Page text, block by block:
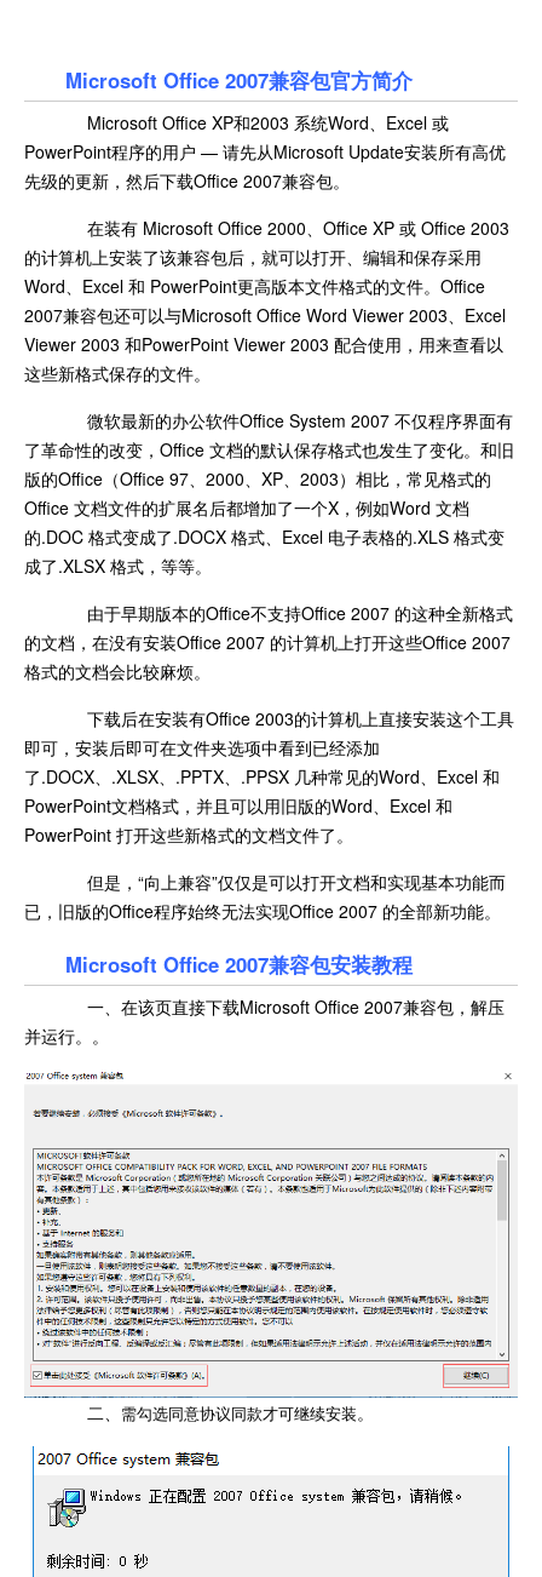
Microsoft Office 2007兼容包官方简介
Microsoft Office XP和2003 系统Word、Excel 或
PowerPoint程序的用户 — 请先从Microsoft Update安装所有高优
先级的更新，然后下载Office 2007兼容包。
在装有 Microsoft Office 2000、Office XP 或 Office 2003
的计算机上安装了该兼容包后，就可以打开、编辑和保存采用
Word、Excel 和 PowerPoint更高版本文件格式的文件。Office
2007兼容包还可以与Microsoft Office Word Viewer 2003、Excel
Viewer 2003 和PowerPoint Viewer 2003 配合使用，用来查看以
这些新格式保存的文件。
微软最新的办公软件Office System 2007 不仅程序界面有
了革命性的改变，Office 文档的默认保存格式也发生了变化。和旧
版的Office（Office 97、2000、XP、2003）相比，常见格式的
Office 文档文件的扩展名后都增加了一个X，例如Word 文档
的.DOC 格式变成了.DOCX 格式、Excel 电子表格的.XLS 格式变
成了.XLSX 格式，等等。
由于早期版本的Office不支持Office 2007 的这种全新格式
的文档，在没有安装Office 2007 的计算机上打开这些Office 2007
格式的文档会比较麻烦。
下载后在安装有Office 2003的计算机上直接安装这个工具
即可，安装后即可在文件夹选项中看到已经添加
了.DOCX、.XLSX、.PPTX、.PPSX 几种常见的Word、Excel 和
PowerPoint文档格式，并且可以用旧版的Word、Excel 和
PowerPoint 打开这些新格式的文档文件了。
但是，“向上兼容”仅仅是可以打开文档和实现基本功能而
已，旧版的Office程序始终无法实现Office 2007 的全部新功能。
Microsoft Office 2007兼容包安装教程
一、在该页直接下载Microsoft Office 2007兼容包，解压
并运行。。
二、 需勾选同意协议同款才可继续安装。